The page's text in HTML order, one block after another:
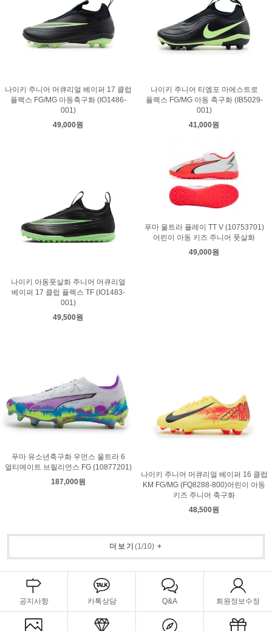
나이키 주니어 머큐리얼 베이퍼 17 클럽
플렉스 FG/MG 아동축구화 (IO1486-
001)
49,000원
나이키 주니어 티엠포 마에스트로
플렉스 FG/MG 아동 축구화 (IB5029-
001)
41,000원
나이키 아동풋살화 주니어 머큐리얼
베이퍼 17 클럽 플렉스 TF (IO1483-
001)
49,500원
푸마 울트라 플레이 TT V (10753701)
어린이 아동 키즈 주니어 풋살화
49,000원
푸마 유소년축구화 우먼스 울트라 6
얼티메이트 브릴리언스 FG (10877201)
187,000원
나이키 주니어 머큐리얼 베이퍼 16 클럽
KM FG/MG (FQ8288-800)어린이 아동
키즈 주니어 축구화
48,500원
더보기 (1/10) +
공지사항 카톡상담 Q&A 회원정보수정